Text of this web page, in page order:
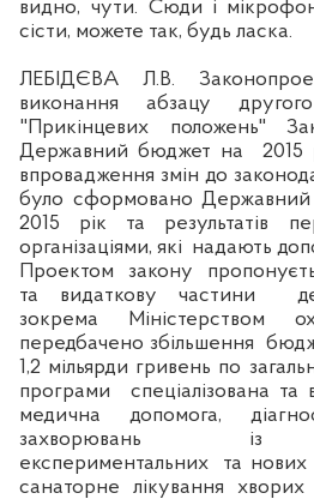
видно, чути. Сюди і
сісти, можете так, будь ласка.
ЛЕБІДЄВА Л.В.
виконання абзацу
"Прикінцевих положень"
Державний бюджет на
2015
впровадження змін до
було сформовано
2015 рік та результатів
організаціями, які надають
Проектом
закону
та видаткову частини
зокрема Міністерством
передбачено збільшення
1,2 мільярди гривень по
програми
спеціалізована та
медична допомога,
захворювань
із
експериментальних
та нових
санаторне лікування